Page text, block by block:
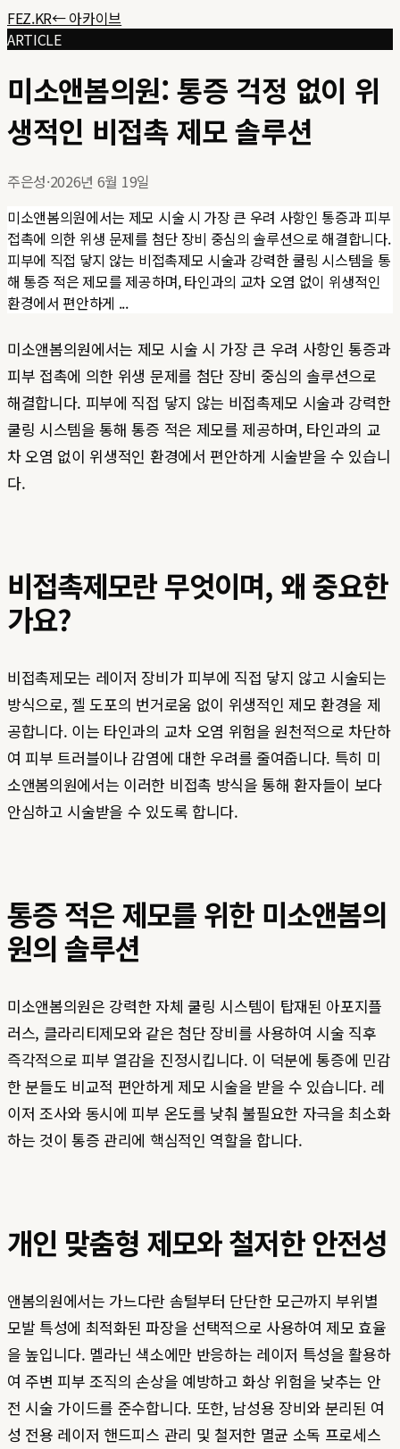
FEZ.KR← 아카이브
ARTICLE
미소앤봄의원: 통증 걱정 없이 위
생적인 비접촉 제모 솔루션
주은성·2026년 6월 19일
미소앤봄의원에서는 제모 시술 시 가장 큰 우려 사항인 통증과 피부
접촉에 의한 위생 문제를 첨단 장비 중심의 솔루션으로 해결합니다.
피부에 직접 닿지 않는 비접촉제모 시술과 강력한 쿨링 시스템을 통
해 통증 적은 제모를 제공하며, 타인과의 교차 오염 없이 위생적인
환경에서 편안하게 ...
미소앤봄의원에서는 제모 시술 시 가장 큰 우려 사항인 통증과
피부 접촉에 의한 위생 문제를 첨단 장비 중심의 솔루션으로
해결합니다. 피부에 직접 닿지 않는 비접촉제모 시술과 강력한
쿨링 시스템을 통해 통증 적은 제모를 제공하며, 타인과의 교
차 오염 없이 위생적인 환경에서 편안하게 시술받을 수 있습니
다.
비접촉제모란 무엇이며, 왜 중요한
가요?
비접촉제모는 레이저 장비가 피부에 직접 닿지 않고 시술되는
방식으로, 젤 도포의 번거로움 없이 위생적인 제모 환경을 제
공합니다. 이는 타인과의 교차 오염 위험을 원천적으로 차단하
여 피부 트러블이나 감염에 대한 우려를 줄여줍니다. 특히 미
소앤봄의원에서는 이러한 비접촉 방식을 통해 환자들이 보다
안심하고 시술받을 수 있도록 합니다.
통증 적은 제모를 위한 미소앤봄의
원의 솔루션
미소앤봄의원은 강력한 자체 쿨링 시스템이 탑재된 아포지플
러스, 클라리티제모와 같은 첨단 장비를 사용하여 시술 직후
즉각적으로 피부 열감을 진정시킵니다. 이 덕분에 통증에 민감
한 분들도 비교적 편안하게 제모 시술을 받을 수 있습니다. 레
이저 조사와 동시에 피부 온도를 낮춰 불필요한 자극을 최소화
하는 것이 통증 관리에 핵심적인 역할을 합니다.
개인 맞춤형 제모와 철저한 안전성
앤봄의원에서는 가느다란 솜털부터 단단한 모근까지 부위별
모발 특성에 최적화된 파장을 선택적으로 사용하여 제모 효율
을 높입니다. 멜라닌 색소에만 반응하는 레이저 특성을 활용하
여 주변 피부 조직의 손상을 예방하고 화상 위험을 낮추는 안
전 시술 가이드를 준수합니다. 또한, 남성용 장비와 분리된 여
성 전용 레이저 핸드피스 관리 및 철저한 멸균 소독 프로세스